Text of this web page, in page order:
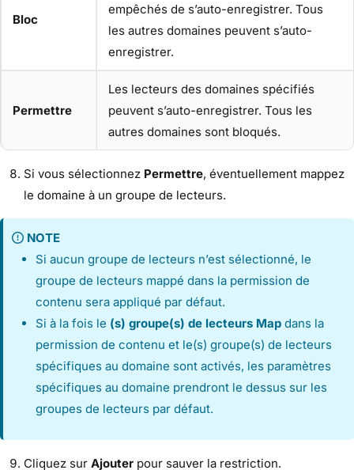
Bloc
empêchés de s’auto-enregistrer. Tous
les autres domaines peuvent s’auto-
enregistrer.
Permettre
Les lecteurs des domaines spécifiés
peuvent s’auto-enregistrer. Tous les
autres domaines sont bloqués.
Si vous sélectionnez Permettre, éventuellement mappez
le domaine à un groupe de lecteurs.
NOTE
Si aucun groupe de lecteurs n’est sélectionné, le
groupe de lecteurs mappé dans la permission de
contenu sera appliqué par défaut.
Si à la fois le (s) groupe(s) de lecteurs Map dans la
permission de contenu et le(s) groupe(s) de lecteurs
spécifiques au domaine sont activés, les paramètres
spécifiques au domaine prendront le dessus sur les
groupes de lecteurs par défaut.
Cliquez sur Ajouter pour sauver la restriction.